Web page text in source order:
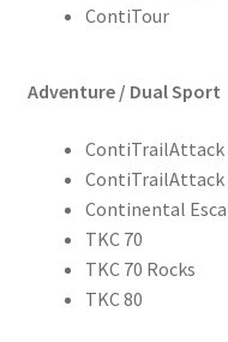
ContiTour
Adventure / Dual Sport
ContiTrailAttack
ContiTrailAttack
Continental
TKC 70
TKC 70 Rocks
TKC 80